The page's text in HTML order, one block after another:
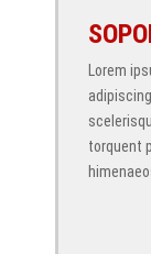
Lorem
torquent